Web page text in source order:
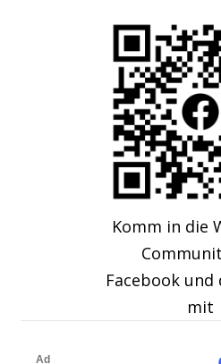
Komm in die
Facebook
mit